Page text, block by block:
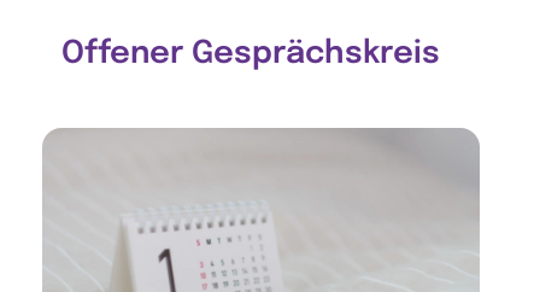
Offener Gesprächskreis